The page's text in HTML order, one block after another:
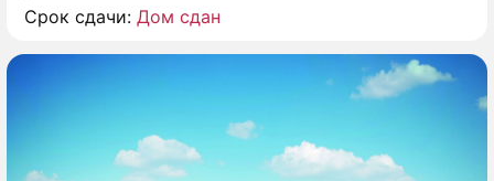
Срок сдачи: Дом сдан